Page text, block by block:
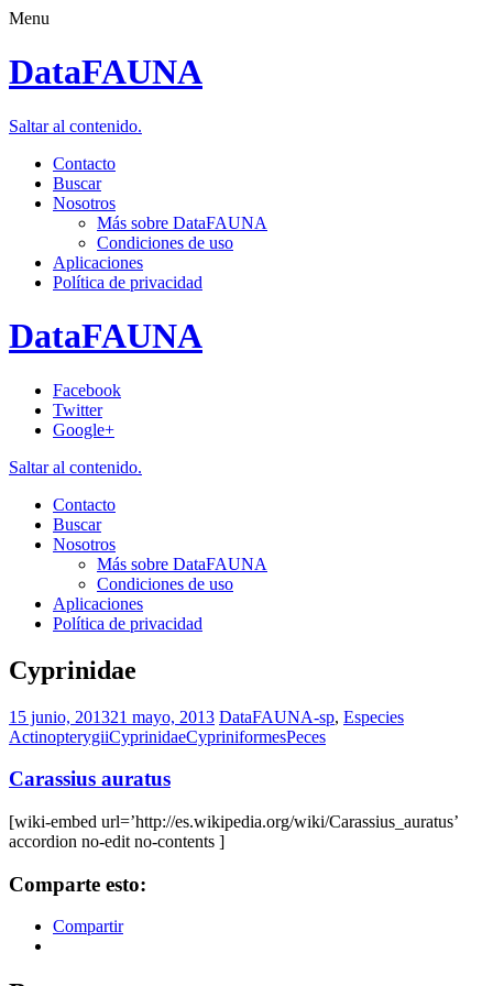
Menu
DataFAUNA
Saltar al contenido.
Contacto
Buscar
Nosotros
Más sobre DataFAUNA
Condiciones de uso
Aplicaciones
Política de privacidad
DataFAUNA
Facebook
Twitter
Google+
Saltar al contenido.
Contacto
Buscar
Nosotros
Más sobre DataFAUNA
Condiciones de uso
Aplicaciones
Política de privacidad
Cyprinidae
15 junio, 201321 mayo, 2013 DataFAUNA-sp, Especies
ActinopterygiiCyprinidaeCypriniformesPeces
Carassius auratus
[wiki-embed url=’http://es.wikipedia.org/wiki/Carassius_auratus’
accordion no-edit no-contents ]
Comparte esto:
Compartir